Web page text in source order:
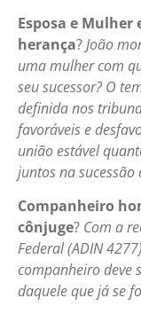
Esposa e Mulher
herança?João
uma mulher com
seu sucessor? O
definida nos
favoráveis e
união estável
juntos na sucessão
Companheiro
cônjuge? Com a
Federal (ADIN
companheiro deve
daquele que já se